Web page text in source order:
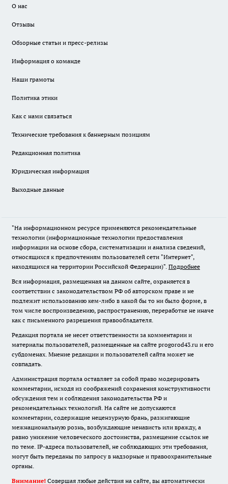
О нас
Отзывы
Обзорные статьи и пресс-релизы
Информация о команде
Наши грамоты
Политика этики
Как с нами связаться
Технические требования к баннерным позициям
Редакционная политика
Юридическая информация
Выходные данные
"На информационном ресурсе применяются рекомендательные
технологии (информационные технологии предоставления
информации на основе сбора, систематизации и анализа сведений,
относящихся к предпочтениям пользователей сети "Интернет",
находящихся на территории Российской Федерации)". Подробнее
Вся информация, размещенная на данном сайте, охраняется в
соответствии с законодательством РФ об авторском праве и не
подлежит использованию кем-либо в какой бы то ни было форме, в
том числе воспроизведению, распространению, переработке не иначе
как с письменного разрешения правообладателя.
Редакция портала не несет ответственности за комментарии и
материалы пользователей, размещенные на сайте progorod43.ru и его
субдоменах. Мнение редакции и пользователей сайта может не
совпадать.
Администрация портала оставляет за собой право модерировать
комментарии, исходя из соображений сохранения конструктивности
обсуждения тем и соблюдения законодательства РФ и
рекомендательных технологий. На сайте не допускаются
комментарии, содержащие нецензурную брань, разжигающие
межнациональную рознь, возбуждающие ненависть или вражду, а
равно унижение человеческого достоинства, размещение ссылок не
по теме. IP-адреса пользователей, не соблюдающих эти требования,
могут быть переданы по запросу в надзорные и правоохранительные
органы.
Внимание! Совершая любые действия на сайте, вы автоматически